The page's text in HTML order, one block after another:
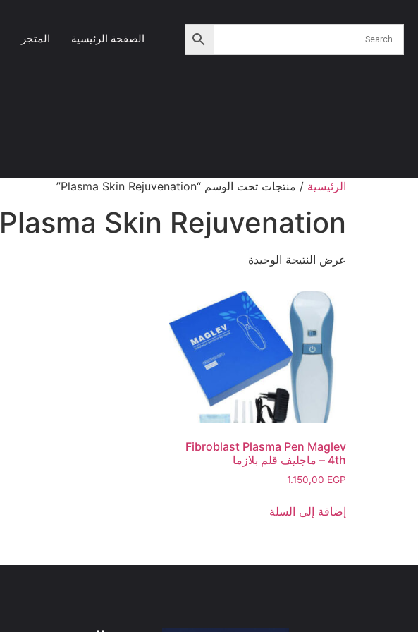
الصفحة الرئيسية المتجر
الرئيسية / منتجات تحت الوسم “Plasma Skin Rejuvenation”
Plasma Skin Rejuvenation
عرض النتيجة الوحيدة
Fibroblast Plasma Pen Maglev
4th – ماجليف قلم بلازما
1.150,00 EGP
إضافة إلى السلة